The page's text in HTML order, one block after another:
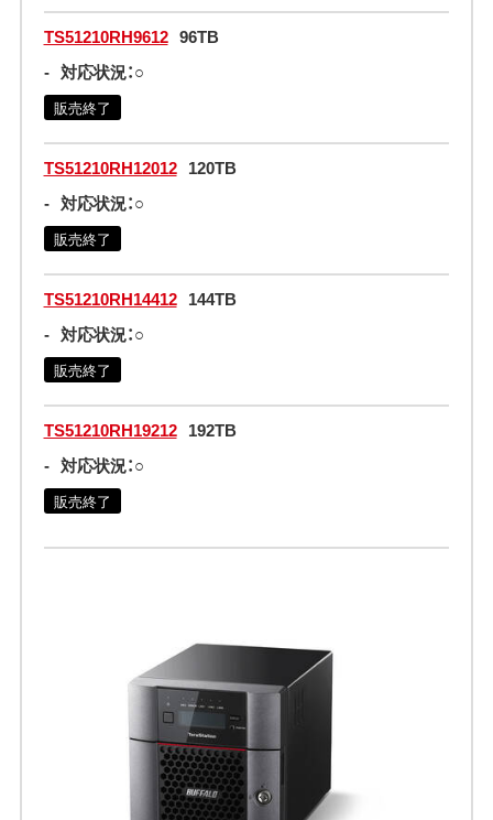
TS51210RH9612 96TB
- 対応状況：○
販売終了
TS51210RH12012 120TB
- 対応状況：○
販売終了
TS51210RH14412 144TB
- 対応状況：○
販売終了
TS51210RH19212 192TB
- 対応状況：○
販売終了